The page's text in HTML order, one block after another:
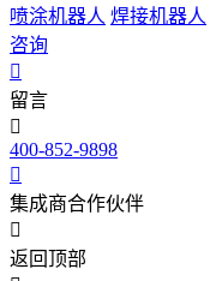
喷涂机器人 焊接机器人
咨询
留言
400-852-9898
集成商合作伙伴
返回顶部